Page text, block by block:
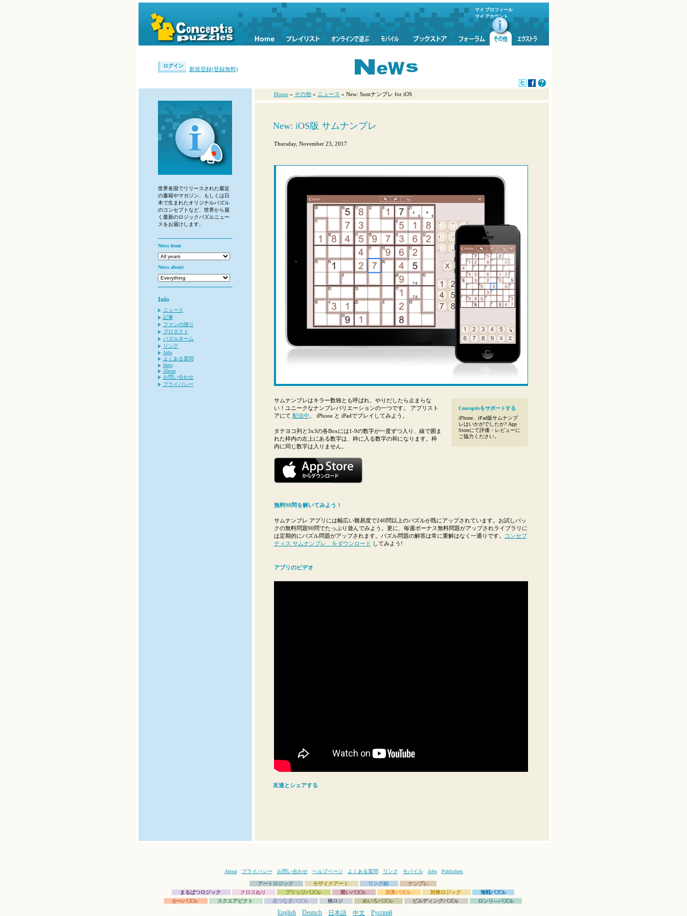
マイ プロフィール
マイ アカウント
ログイン
新規登録(登録無料)
世界各国でリリースされた最近
の書籍やマガジン、もしくは日
本で生まれたオリジナルパズル
のコンセプトなど、世界から届
く最新のロジックパズルニュー
スをお届けします。
News from
News about
Info
ニュース
記事
ファンの便り
プロダクト
パズルネーム
リンク
Jobs
よくある質問
Help
About
お問い合わせ
プライバシー
Home » その他 » ニュース » New: Sumナンプレ for iOS
New: iOS版 サムナンプレ
Thursday, November 23, 2017
Conceptisをサポートする
iPhone、iPad版サムナンプ
レはいかがでしたか? App
Storeにて評価・レビューに
ご協力ください。
サムナンプレはキラー数独とも呼ばれ、やりだしたら止まらな
い！ユニークなナンプレバリエーションの一つです。 アプリスト
アにて 配信中 。 iPhone と iPadでプレイしてみよう。
タテヨコ列と3x3の各Boxには1-9の数字が一度ずつ入り、線で囲ま
れた枠内の左上にある数字は、枠に入る数字の和になります。枠
内に同じ数字は入りません。
無料90問を解いてみよう！
サムナンプレ アプリには幅広い難易度で240問以上のパズルが既にアップされています。お試しパッ
クの無料問題90問でたっぷり遊んでみよう。更に、毎週ボーナス無料問題がアップされライブラリに
は定期的にパズル問題がアップされます。パズル問題の解答は常に重解はなく一通りです。
コンセプ
ティス サムナンプレ をダウンロード してみよう!
アプリのビデオ
友達とシェアする
About プライバシー お問い合わせ ヘルプページ よくある質問 リンク モバイル Jobs Publishers
アートロジック モザイクアート リンク絵
ナンプレ
まるばつロジック
クロスぬり ブリッジパズル 囲いパズル 加算パズル 対称ロジック
海戦パズル
かべパズル
スクエアピクト 点つなぎパズル 検ロジ めいろパズル ビルディングパズル ロンリ―パズル
English Deutsch 日本語 中文 Русский